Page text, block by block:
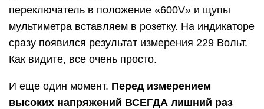
переключатель в положение «600V» и щупы
мультиметра вставляем в розетку. На индикаторе
сразу появился результат измерения 229 Вольт.
Как видите, все очень просто.
И еще один момент. Перед измерением
высоких напряжений ВСЕГДА лишний раз